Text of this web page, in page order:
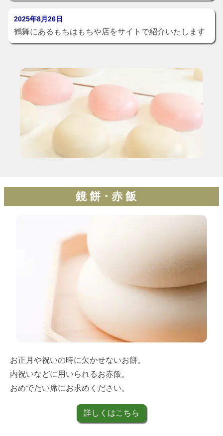
2025年8月26日
鶴舞にあるもちはもちや店をサイトで紹介いたします
鏡 餅・赤 飯
お正月や祝いの時に欠かせないお餅。
内祝いなどに用いられるお赤飯。
おめでたい席にお求めください。
詳しくはこちら